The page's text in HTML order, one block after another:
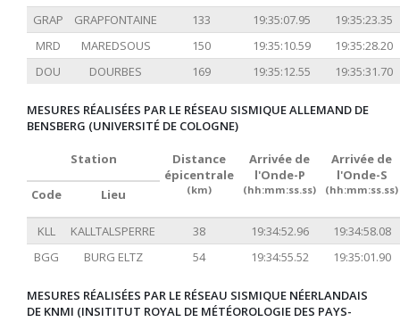
GRAP
GRAPFONTAINE 133 19:35:07.95
19:35:23.35
MRD
MAREDSOUS 150 19:35:10.59
19:35:28.20
DOU
DOURBES 169 19:35:12.55 19:35:31.70
MESURES RÉALISÉES PAR LE RÉSEAU SISMIQUE ALLEMAND DE
BENSBERG (UNIVERSITÉ DE COLOGNE)
Station
Distance
épicentrale
(km)
Arrivée de
l'Onde-P
(hh:mm:ss.ss)
Arrivée de
l'Onde-S
(hh:mm:ss.ss)
Code Lieu
KLL KALLTALSPERRE 38 19:34:52.96
19:34:58.08
BGG
BURG ELTZ 54 19:34:55.52 19:35:01.90
MESURES RÉALISÉES PAR LE RÉSEAU SISMIQUE NÉERLANDAIS
DE KNMI (INSITITUT ROYAL DE MÉTÉOROLOGIE DES PAYS-